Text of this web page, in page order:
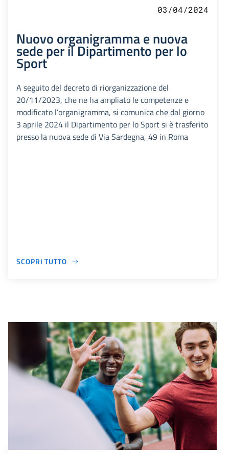
03/04/2024
Nuovo organigramma e nuova
sede per il Dipartimento per lo
Sport
A seguito del decreto di riorganizzazione del
20/11/2023, che ne ha ampliato le competenze e
modificato l’organigramma, si comunica che dal giorno
3 aprile 2024 il Dipartimento per lo Sport si è trasferito
presso la nuova sede di Via Sardegna, 49 in Roma
SCOPRI TUTTO